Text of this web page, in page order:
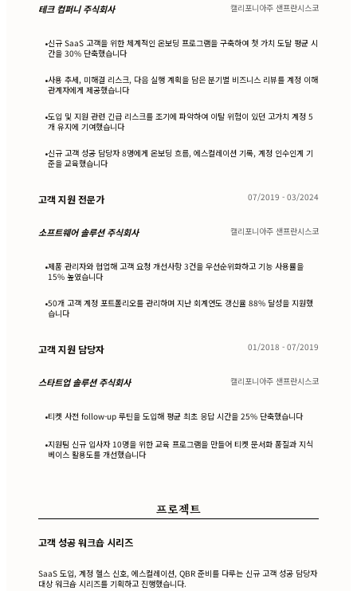
테크 컴퍼니 주식회사 캘리포니아주 샌프란시스코
•신규 SaaS 고객을 위한 체계적인 온보딩 프로그램을 구축하여 첫 가치 도달 평균 시
간을 30% 단축했습니다
•사용 추세, 미해결 리스크, 다음 실행 계획을 담은 분기별 비즈니스 리뷰를 계정 이해
관계자에게 제공했습니다
•도입 및 지원 관련 긴급 리스크를 조기에 파악하여 이탈 위험이 있던 고가치 계정 5
개 유지에 기여했습니다
•신규 고객 성공 담당자 8명에게 온보딩 흐름, 에스컬레이션 기록, 계정 인수인계 기
준을 교육했습니다
고객 지원 전문가 07/2019 - 03/2024
소프트웨어 솔루션 주식회사 캘리포니아주 샌프란시스코
•제품 관리자와 협업해 고객 요청 개선사항 3건을 우선순위화하고 기능 사용률을
15% 높였습니다
•50개 고객 계정 포트폴리오를 관리하며 지난 회계연도 갱신율 88% 달성을 지원했
습니다
고객 지원 담당자 01/2018 - 07/2019
스타트업 솔루션 주식회사 캘리포니아주 샌프란시스코
•티켓 사전 follow-up 루틴을 도입해 평균 최초 응답 시간을 25% 단축했습니다
•지원팀 신규 입사자 10명을 위한 교육 프로그램을 만들어 티켓 문서화 품질과 지식
베이스 활용도를 개선했습니다
프로젝트
고객 성공 워크숍 시리즈
SaaS 도입, 계정 헬스 신호, 에스컬레이션, QBR 준비를 다루는 신규 고객 성공 담당자
대상 워크숍 시리즈를 기획하고 진행했습니다.